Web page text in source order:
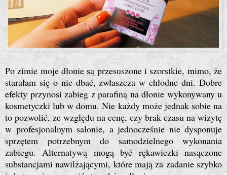
Po zimie moje dłonie są przesuszone i szorstkie, mimo, że
starałam się o nie dbać, zwłaszcza w chłodne dni. Dobre
efekty przynosi zabieg z parafiną na dłonie wykonywany u
kosmetyczki lub w domu. Nie każdy może jednak sobie na
to pozwolić, ze względu na cenę, czy brak czasu na wizytę
w profesjonalnym salonie, a jednocześnie nie dysponuje
sprzętem potrzebnym do samodzielnego wykonania
zabiegu. Alternatywą mogą być rękawiczki nasączone
substancjami nawilżającymi, które mają za zadanie szybko